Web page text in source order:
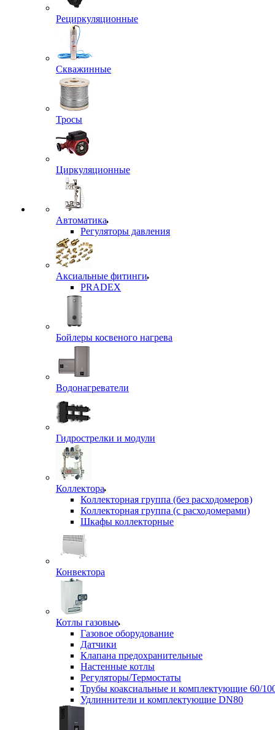
Рециркуляционные
Скважинные
Тросы
Циркуляционные
Автоматика
Регуляторы давления
Аксиальные фитинги
PRADEX
Бойлеры косвеного нагрева
Водонагреватели
Гидрострелки и модули
Коллектора
Коллекторная группа (без расходомеров)
Коллекторная группа (с расходомерами)
Шкафы коллекторные
Конвектора
Котлы газовые
Газовое оборудование
Датчики
Клапана предохранительные
Настенные котлы
Регуляторы/Термостаты
Трубы коаксиальные и комплектующие 60/
Удлиннители и комплектующие DN80